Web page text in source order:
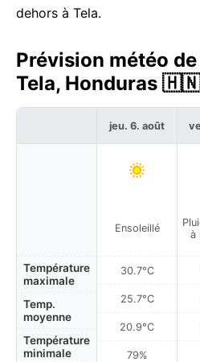
dehors à Tela.
Prévision météo
Tela, Honduras 🇭🇳
Température
maximale
Temp.
moyenne
Température
minimale
jeu. 6. août
Ensoleillé
30.7°C
25.7°C
20.9°C
79%
à